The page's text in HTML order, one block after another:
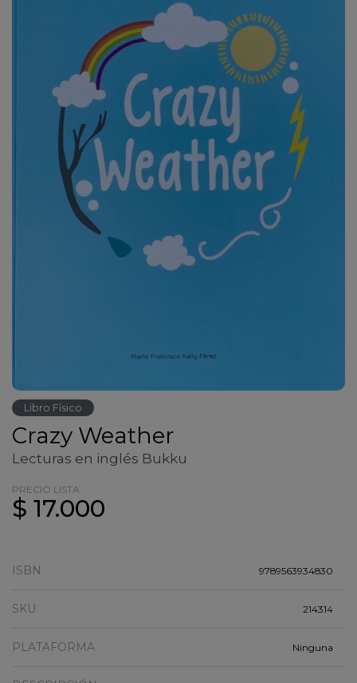
Libro Físico
Crazy Weather
Lecturas en inglés Bukku
PRECIO LISTA
$ 17.000
ISBN 9789563934830
SKU 214314
PLATAFORMA Ninguna